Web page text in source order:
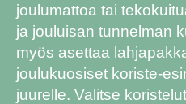
joulumattoa tai
ja jouluisan tunnelman
myös asettaa
joulukuosiset koriste-
juurelle. Valitse